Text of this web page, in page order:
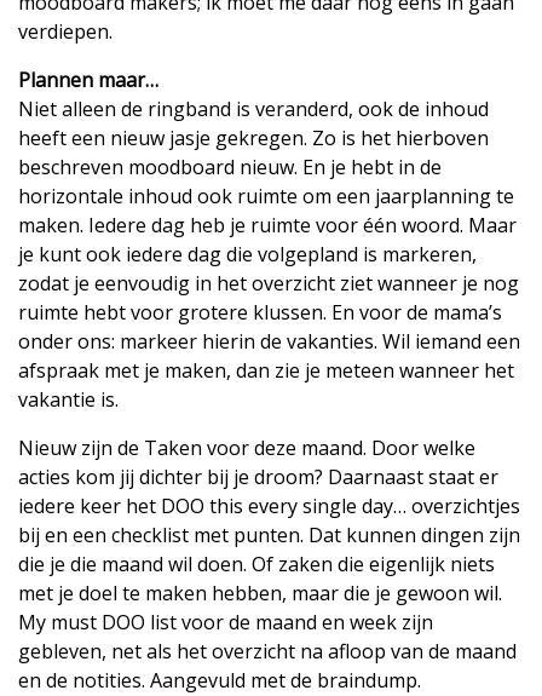
verdiepen.
Plannen maar…
Niet alleen de ringband is veranderd, ook de inhoud
heeft een nieuw jasje gekregen. Zo is het hierboven
beschreven moodboard nieuw. En je hebt in de
horizontale inhoud ook ruimte om een jaarplanning te
maken. Iedere dag heb je ruimte voor één woord. Maar
je kunt ook iedere dag die volgepland is markeren,
zodat je eenvoudig in het overzicht ziet wanneer je nog
ruimte hebt voor grotere klussen. En voor de mama’s
onder ons: markeer hierin de vakanties. Wil iemand een
afspraak met je maken, dan zie je meteen wanneer het
vakantie is.
Nieuw zijn de Taken voor deze maand. Door welke
acties kom jij dichter bij je droom? Daarnaast staat er
iedere keer het DOO this every single day… overzichtjes
bij en een checklist met punten. Dat kunnen dingen zijn
die je die maand wil doen. Of zaken die eigenlijk niets
met je doel te maken hebben, maar die je gewoon wil.
My must DOO list voor de maand en week zijn
gebleven, net als het overzicht na afloop van de maand
en de notities. Aangevuld met de braindump.